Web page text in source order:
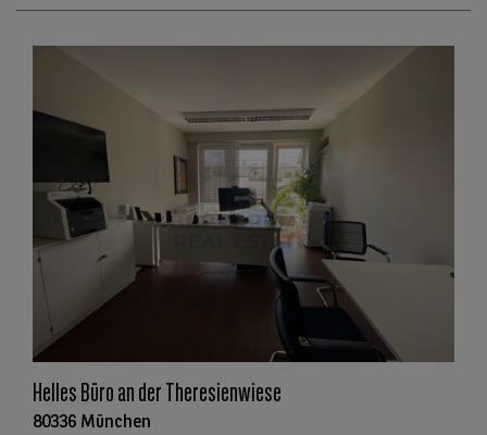
Helles Büro an der Theresienwiese
80336 München